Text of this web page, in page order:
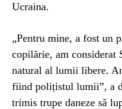
Ucraina.
„Pentru mine, a fost un
copilărie, am
natural al lumii libere.
fiind polițistul lumii”, a
trimis trupe daneze să